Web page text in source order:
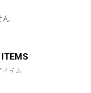
ートへ進む
ん
ITEMS
テム